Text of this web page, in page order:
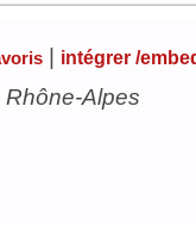
| intégrer /
Rhône-Alpes